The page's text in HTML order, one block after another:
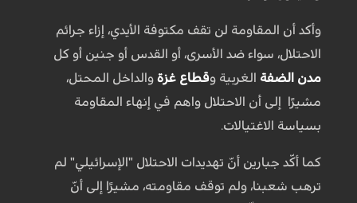
وأكد أن المقاومة لن تقف مكتوفة الأيدي، إزاء جرائم
الاحتلال، سواء ضد الأسرى، أو القدس أو جنين أو كل
مدن الضفة الغربية وقطاع غزةوالداخل المحتل،
مشيرًا إلى أن الاحتلال واهم في إنهاء المقاومة
بسياسة الاغتيالات.
كما أكّد جبارين أنّ تهديدات الاحتلال "الإسرائيلي" لم
ترهب شعبنا، ولم توقف مقاومته، مشيرًا إلى أنّ